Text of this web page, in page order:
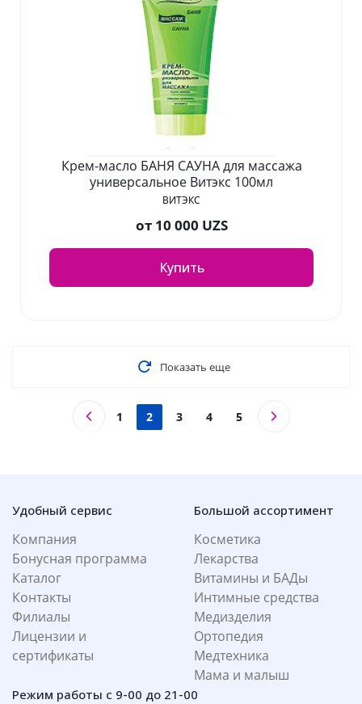
Крем-масло БАНЯ САУНА для массажа
универсальное Витэкс 100мл
ВИТЭКС
от 10 000 UZS
Купить
Показать еще
1 2 3 4 5
Удобный сервис
Компания
Бонусная программа
Каталог
Контакты
Филиалы
Лицензии и
сертификаты
Большой ассортимент
Косметика
Лекарства
Витамины и БАДы
Интимные средства
Медизделия
Ортопедия
Медтехника
Мама и малыш
Режим работы с 9-00 до 21-00